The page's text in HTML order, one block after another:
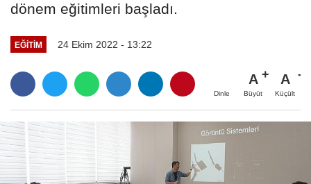
dönem eğitimleri başladı.
EĞİTİM 24 Ekim 2022 - 13:22
Dinle
A
Büyüt
A
Küçült